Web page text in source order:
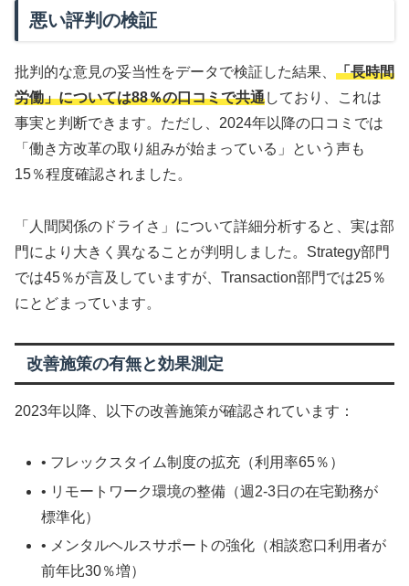
悪い評判の検証
批判的な意見の妥当性をデータで検証した結果、 「長時間
労働」については88％の口コミで共通しており、これは
事実と判断できます。ただし、2024年以降の口コミでは
「働き方改革の取り組みが始まっている」という声も
15％程度確認されました。
「人間関係のドライさ」について詳細分析すると、実は部
門により大きく異なることが判明しました。Strategy部門
では45％が言及していますが、Transaction部門では25％
にとどまっています。
改善施策の有無と効果測定
2023年以降、以下の改善施策が確認されています：
• フレックスタイム制度の拡充（利用率65％）
• リモートワーク環境の整備（週2-3日の在宅勤務が
標準化）
• メンタルヘルスサポートの強化（相談窓口利用者が
前年比30％増）